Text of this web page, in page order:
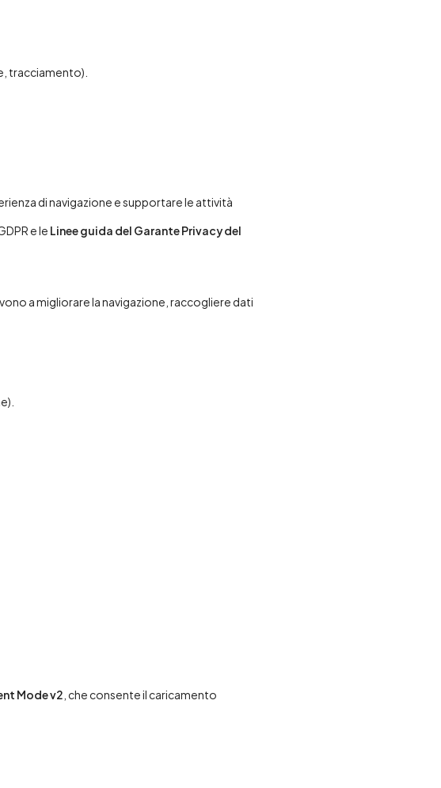
tracciamento).
di navigazione e supportare le attività
e leLinee guida del Garante Privacy del
a migliorare la navigazione, raccogliere dati
Mode v2, che consente il caricamento